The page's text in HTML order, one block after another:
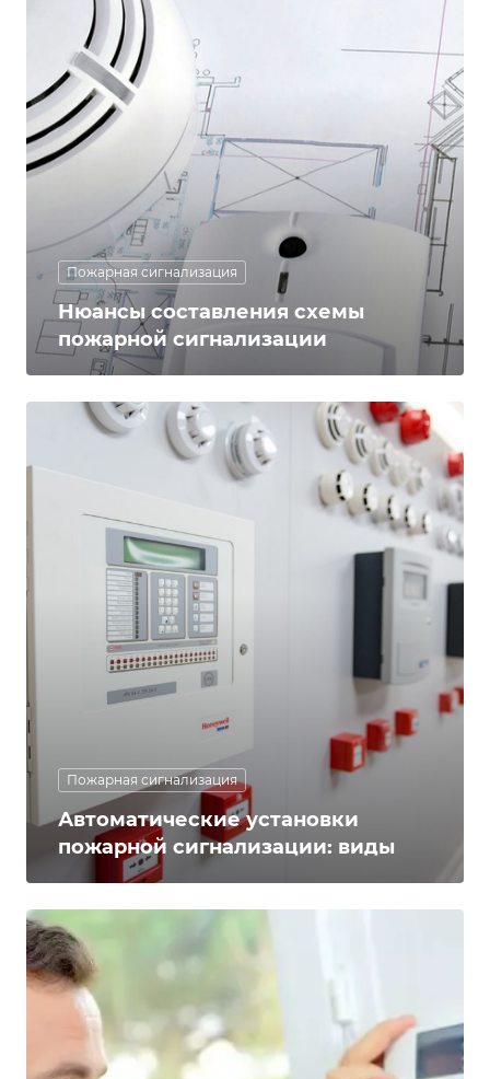
Пожарная сигнализация
Нюансы составления схемы
пожарной сигнализации
Пожарная сигнализация
Автоматические установки
пожарной сигнализации: виды